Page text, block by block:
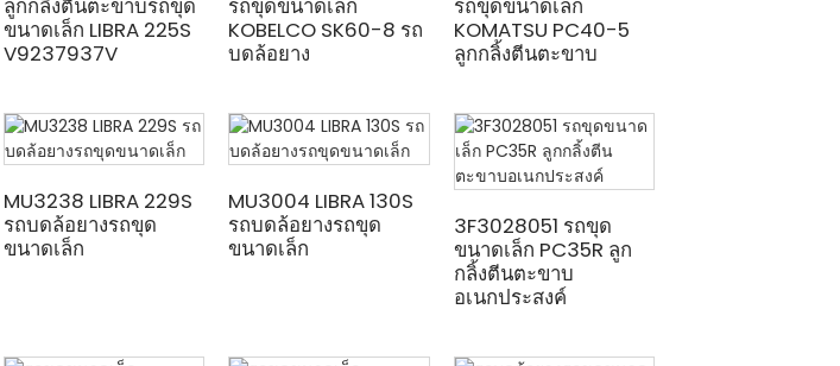
ลูกกลิ้งตีนตะขาบรถขุด
ขนาดเล็ก LIBRA 225S
V9237937V
รถขุดขนาดเล็ก
KOBELCO SK60-8 รถ
บดล้อยาง
รถขุดขนาดเล็ก
KOMATSU PC40-5
ลูกกลิ้งตีนตะขาบ
MU3238 LIBRA 229S
รถบดล้อยางรถขุด
ขนาดเล็ก
MU3004 LIBRA 130S
รถบดล้อยางรถขุด
ขนาดเล็ก
3F3028051 รถขุด
ขนาดเล็ก PC35R ลูก
กลิ้งตีนตะขาบ
อเนกประสงค์